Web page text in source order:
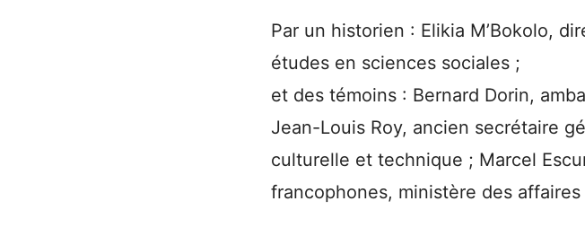
Par un historien : Elikia M’Bokolo,
études en sciences sociales ;
et des témoins : Bernard Dorin,
Jean-Louis Roy, ancien secrétaire
culturelle et technique ; Marcel
francophones, ministère des